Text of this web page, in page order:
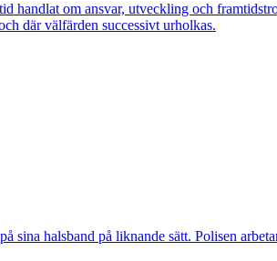
om ansvar, utveckling och
där välfärden successivt urholkas.
halsband på liknande sätt. Polisen